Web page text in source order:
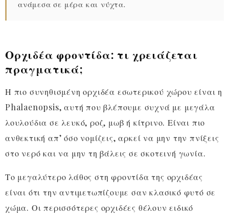
ανάμεσα σε μέρα και νύχτα.
Ορχιδέα φροντίδα: τι χρειάζεται
πραγματικά;
Η πιο συνηθισμένη ορχιδέα εσωτερικού χώρου είναι η
Phalaenopsis, αυτή που βλέπουμε συχνά με μεγάλα
λουλούδια σε λευκό, ροζ, μωβ ή κίτρινο. Είναι πιο
ανθεκτική απ’ όσο νομίζεις, αρκεί να μην την πνίξεις
στο νερό και να μην τη βάλεις σε σκοτεινή γωνία.
Το μεγαλύτερο λάθος στη φροντίδα της ορχιδέας
είναι ότι την αντιμετωπίζουμε σαν κλασικό φυτό σε
χώμα. Οι περισσότερες ορχιδέες θέλουν ειδικό